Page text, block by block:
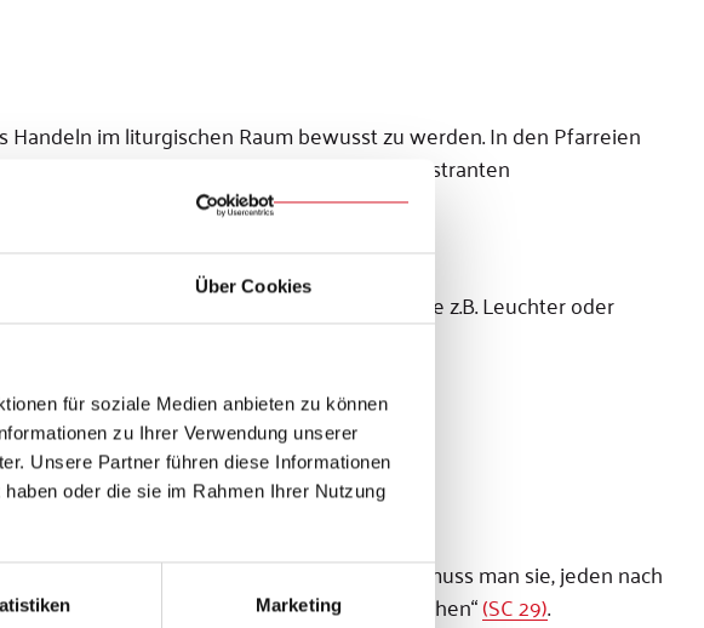
Über Cookies
für soziale Medien anbieten zu können
zu Ihrer Verwendung unserer
Unsere Partner führen diese Informationen
oder die sie im Rahmen Ihrer Nutzung
Marketing
im liturgischen Raum bewusst zu werden. In den Pfarreien
sollten angehende Ministrantinnen und Ministranten
aneignen.
Später werden die speziellen Dienste wie z.B. Leuchter oder
liturgischen Dienst.
wahrhaft liturgischen Dienst... Deshalb muss man sie, jeden nach
Art und Ordnung ihrer Aufgabe unterziehen“(SC 29).